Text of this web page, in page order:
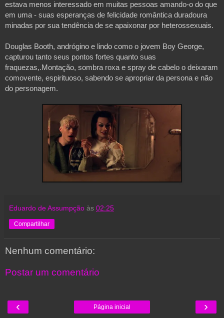
estava menos interessado em muitas pessoas amando-o do que
em uma - suas esperanças de felicidade romântica duradoura
minadas por sua tendência de se apaixonar por heterossexuais.
Douglas Booth, andrógino e lindo como o jovem Boy George,
capturou tanto seus pontos fortes quanto suas
fraquezas,.Montação, sombra roxa e spray de cabelo o deixaram
comovente, espirituoso, sabendo se apropriar da persona e não
do personagem.
Eduardo de Assumpção às 02:25
Compartilhar
Nenhum comentário:
Postar um comentário
‹ ›
Página inicial